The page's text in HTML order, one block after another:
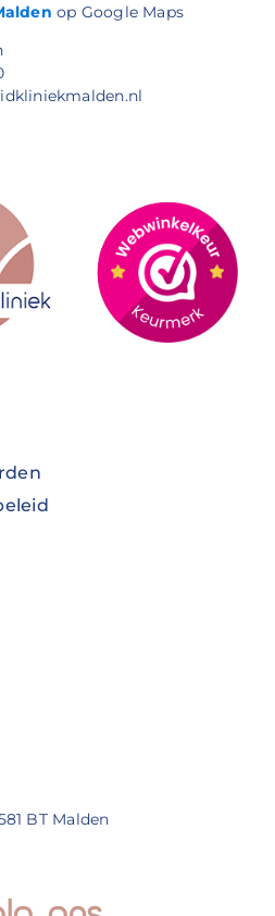
op Google Maps
BT Malden